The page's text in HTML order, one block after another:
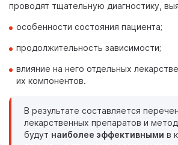
проводят тщательную диагностику,
особенности состояния пациента;
продолжительность зависимости;
влияние на него отдельных
их компонентов.
В результате составляется
лекарственных препаратов и
будут наиболее эффективными в